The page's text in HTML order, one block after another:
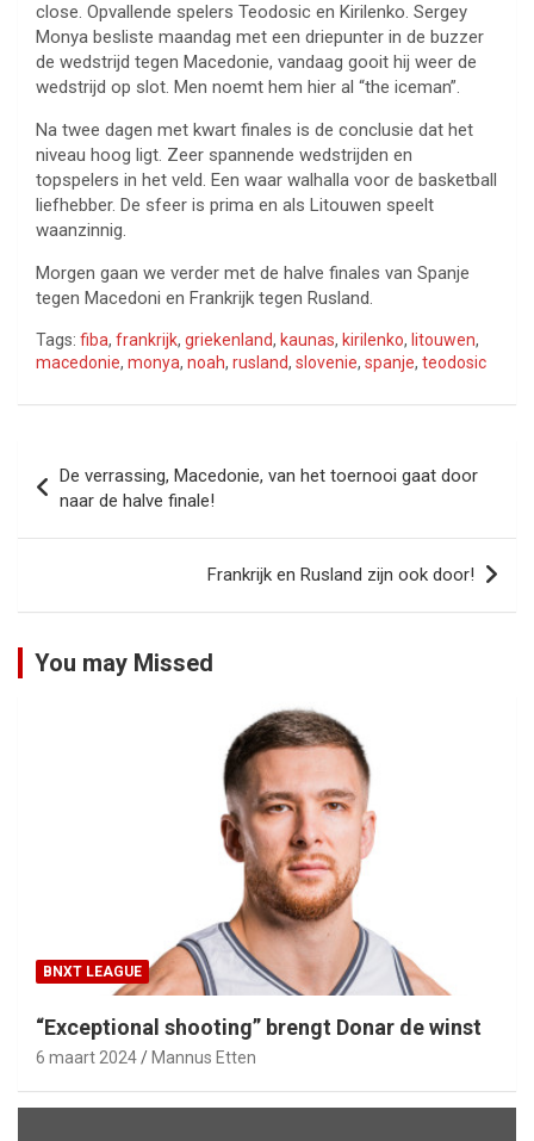
close. Opvallende spelers Teodosic en Kirilenko. Sergey
Monya besliste maandag met een driepunter in de buzzer
de wedstrijd tegen Macedonie, vandaag gooit hij weer de
wedstrijd op slot. Men noemt hem hier al “the iceman”.
Na twee dagen met kwart finales is de conclusie dat het
niveau hoog ligt. Zeer spannende wedstrijden en
topspelers in het veld. Een waar walhalla voor de basketball
liefhebber. De sfeer is prima en als Litouwen speelt
waanzinnig.
Morgen gaan we verder met de halve finales van Spanje
tegen Macedoni en Frankrijk tegen Rusland.
Tags: fiba, frankrijk, griekenland, kaunas, kirilenko, litouwen,
macedonie, monya, noah, rusland, slovenie, spanje, teodosic
navigatie
De verrassing, Macedonie, van het toernooi gaat door
naar de halve finale!
Frankrijk en Rusland zijn ook door!
You may Missed
BNXT LEAGUE
“Exceptional shooting” brengt Donar de winst
6 maart 2024 Mannus Etten